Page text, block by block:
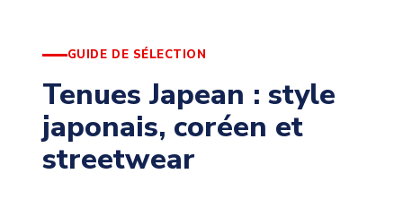
GUIDE DE SÉLECTION
Tenues Japean : style
japonais, coréen et
streetwear